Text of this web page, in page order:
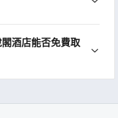
酒店能否免費取